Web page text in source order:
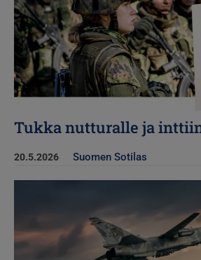
Tukka nutturalle ja
20.5.2026 Suomen Sotilas